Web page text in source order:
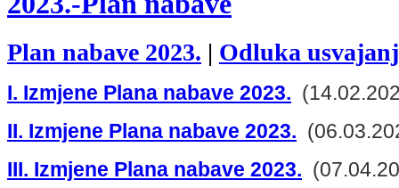
Plan nabave 2023. | Odluka
I. Izmjene Plana nabave 2023.
II. Izmjene Plana nabave 2023.
III. Izmjene Plana nabave 2023.